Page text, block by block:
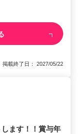
載終了日： 2027/05/22
ます！！賞与年